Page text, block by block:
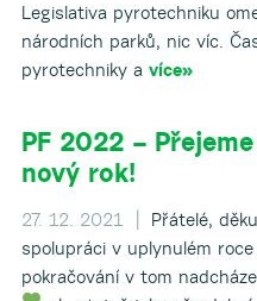
Legislativa pyrotechniku
národních parků, nic víc.
pyrotechniky a více»
PF 2022 –
nový rok!
27. 12. 2021 |
Přátelé,
spolupráci v uplynulém
pokračování v tom